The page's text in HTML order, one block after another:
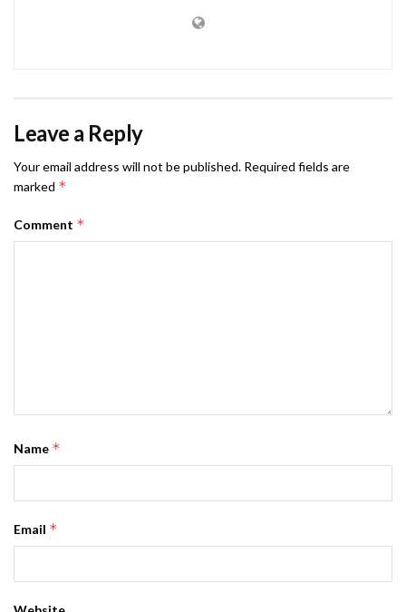
Leave a Reply
Your email address will not be published. Required fields are
marked *
Comment *
Name *
Email *